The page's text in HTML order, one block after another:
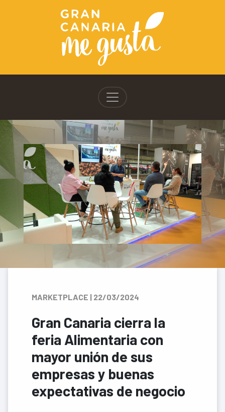
MARKETPLACE | 22/03/2024
Gran Canaria cierra la
feria Alimentaria con
mayor unión de sus
empresas y buenas
expectativas de negocio